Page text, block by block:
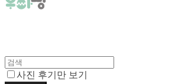
사진 후기만 보기